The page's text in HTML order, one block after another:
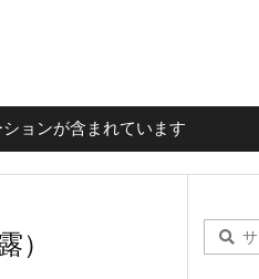
ョンが含まれています
）